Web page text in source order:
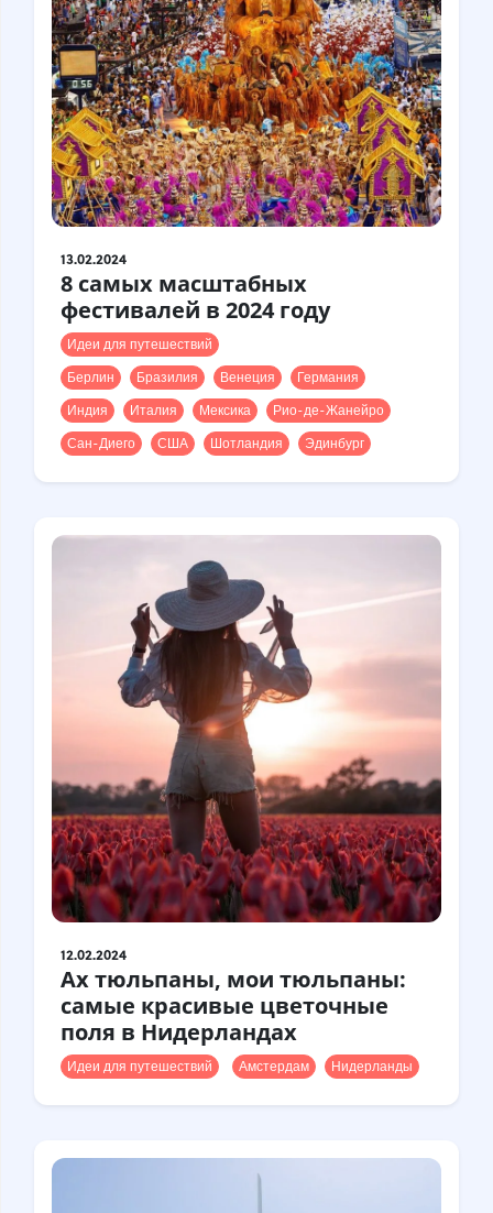
13.02.2024
8 самых масштабных
фестивалей в 2024 году
Идеи для путешествий
Берлин
Бразилия Венеция
Германия
Индия
Италия Мексика
Рио-де-Жанейро
Сан-Диего
США Шотландия Эдинбург
12.02.2024
Ах тюльпаны, мои тюльпаны:
самые красивые цветочные
поля в Нидерландах
Идеи для путешествий Амстердам Нидерланды